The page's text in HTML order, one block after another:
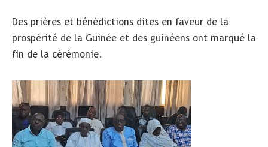
Des prières et bénédictions dites en faveur de la
prospérité de la Guinée et des guinéens ont marqué la
fin de la cérémonie.